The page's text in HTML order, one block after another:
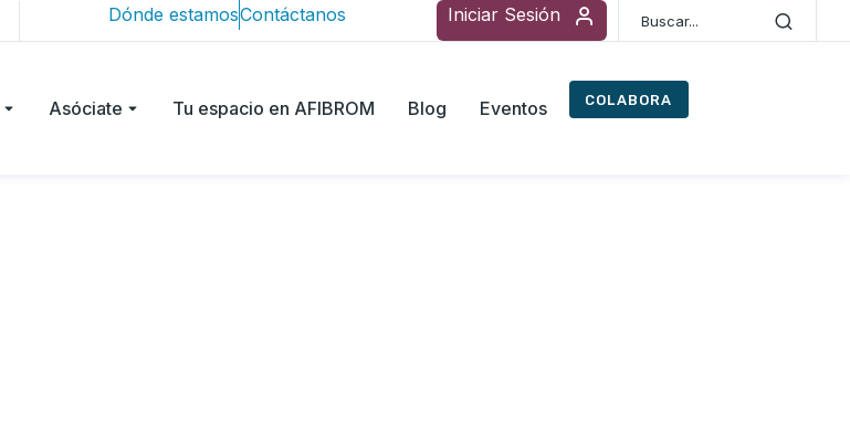
Dónde estamosContáctanos Iniciar Sesión
Asóciate Tu espacio en AFIBROM Blog Eventos COLABORA